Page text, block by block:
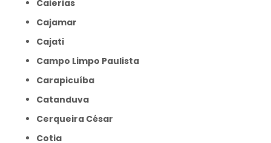
Caierias
Cajamar
Cajati
Campo Limpo Paulista
Carapicuíba
Catanduva
Cerqueira César
Cotia